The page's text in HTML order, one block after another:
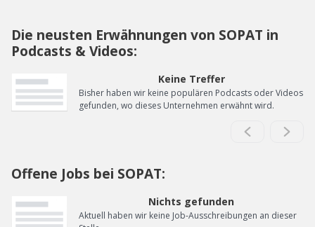
Die neusten Erwähnungen von SOPAT in
Podcasts & Videos:
Keine Treffer
Bisher haben wir keine populären Podcasts oder Videos
gefunden, wo dieses Unternehmen erwähnt wird.
Offene Jobs bei SOPAT:
Nichts gefunden
Aktuell haben wir keine Job-Ausschreibungen an dieser